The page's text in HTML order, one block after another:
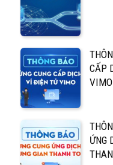
CẤP
VIMO
ỨNG